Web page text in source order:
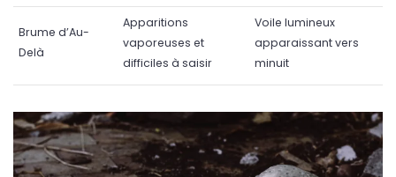
Brume d’Au-
Delà
Apparitions
vaporeuses et
difficiles à saisir
Voile lumineux
apparaissant vers
minuit